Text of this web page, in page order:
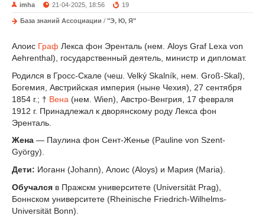
imha 21-04-2025, 18:56 19
База знаний Ассоциации / "Э, Ю, Я"
Алоис Граф Лекса фон Эренталь (нем. Aloys Graf Lexa von
Aehrenthal), государственный деятель, министр и дипломат.
Родился в Гросс-Скале (чеш. Velký Skalník, нем. Groß-Skal),
Богемия, Австрийская империя (ныне Чехия), 27 сентября
1854 г.; † Вена (нем. Wien), Австро-Венгрия, 17 февраля
1912 г. Принадлежал к дворянскому роду Лекса фон
Эренталь.
Жена — Паулина фон Сент-Женье (Pauline von Szent-
György).
Дети: Иоганн (Johann), Алоис (Aloys) и Мария (Maria).
Обучался в Пражскм университете (Universität Prag),
Боннском университете (Rheinische Friedrich-Wilhelms-
Universität Bonn).